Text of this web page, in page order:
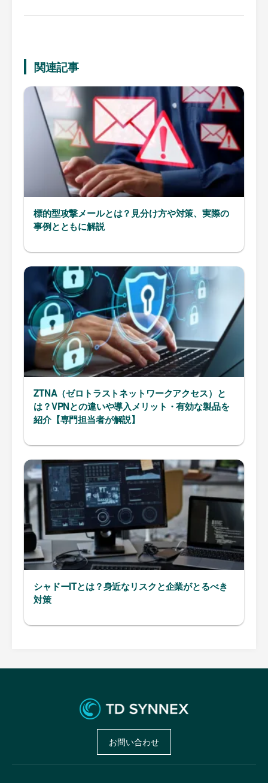
関連記事
標的型攻撃メールとは？見分け方や対策、実際の
事例とともに解説
ZTNA（ゼロトラストネットワークアクセス）と
は？VPNとの違いや導入メリット・有効な製品を
紹介【専門担当者が解説】
シャドーITとは？身近なリスクと企業がとるべき
対策
お問い合わせ